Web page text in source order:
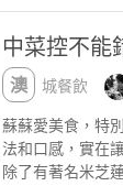
你咖哩牛肉包 葡
介休球、咖哩角
愛那銀鱈魚餅配
加上薯泥製作而
士口味，相比馬
國菜式，用大蒜
擾，受困的不只
以多年來都不斷
用其極，一聽說
漫長的嘗試路程
針對濕疹和痕癢
姐和蘇蘇媽都曾
膚敏感問題的產
感問題而研發的
中菜控不能
澳城餐飲
蘇蘇愛美食，特
法和口感，實在
除了有著名米芝